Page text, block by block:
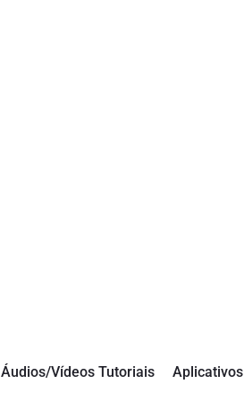
Áudios/Vídeos Tutoriais Aplicativos